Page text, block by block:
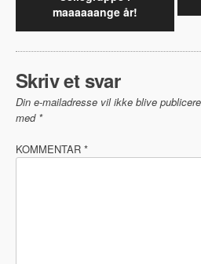
maaaaaange år!
Skriv et svar
Din e-mailadresse vil ikke blive
med *
KOMMENTAR *